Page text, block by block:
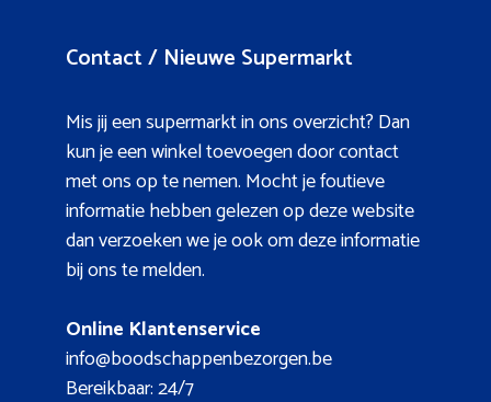
Contact / Nieuwe Supermarkt
Mis jij een supermarkt in ons overzicht? Dan
kun je een winkel toevoegen door contact
met ons op te nemen. Mocht je foutieve
informatie hebben gelezen op deze website
dan verzoeken we je ook om deze informatie
bij ons te melden.
Online Klantenservice
info@boodschappenbezorgen.be
Bereikbaar: 24/7